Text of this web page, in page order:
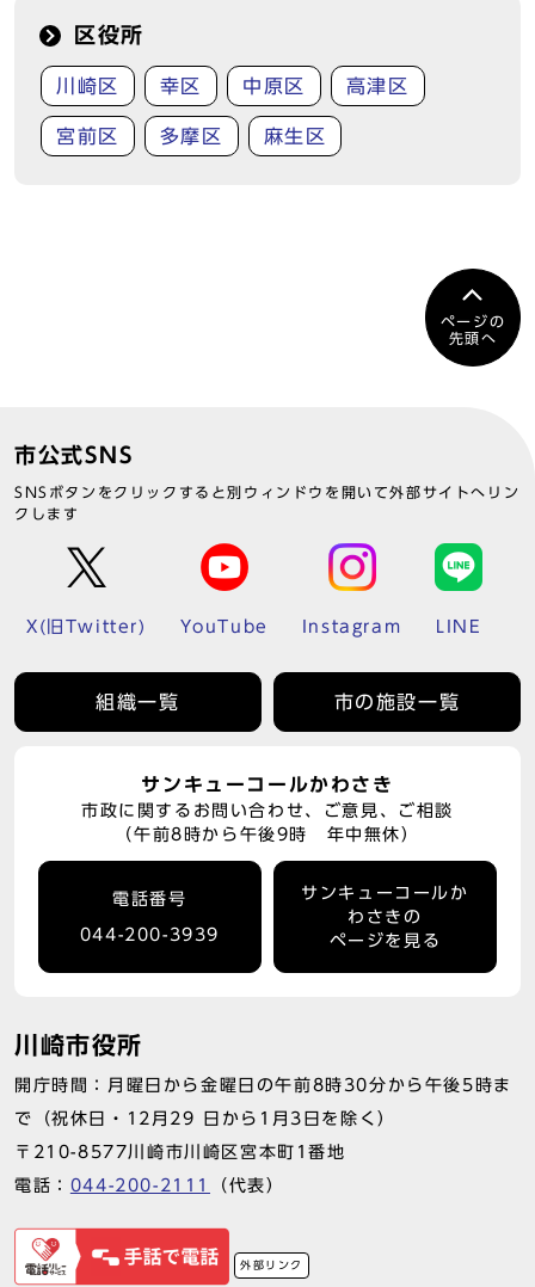
区役所
川崎区 幸区 中原区 高津区
宮前区 多摩区 麻生区
ページの
先頭へ
市公式SNS
SNSボタンをクリックすると別ウィンドウを開いて外部サイトへリン
クします
X(旧Twitter) YouTube Instagram LINE
組織一覧 市の施設一覧
サンキューコールかわさき
市政に関するお問い合わせ、ご意見、ご相談
（午前8時から午後9時 年中無休）
電話番号
044-200-3939
サンキューコールか
わさきの
ページを見る
川崎市役所
開庁時間：月曜日から金曜日の午前8時30分から午後5時ま
で（祝休日・12月29 日から1月3日を除く）
〒210-8577川崎市川崎区宮本町1番地
電話： 044-200-2111 （代表）
外部リンク